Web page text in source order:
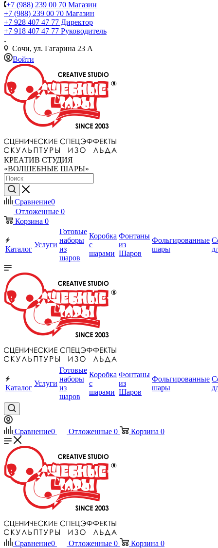
+7 (988) 239 00 70 Магазин
+7 (988) 239 00 70 Магазин
+7 928 407 47 77 Директор
+7 918 407 47 77 Руководитель
Сочи, ул. Гагарина 23 А
Войти
КРЕАТИВ СТУДИЯ
«ВОЛШЕБНЫЕ ШАРЫ»
Сравнение0
Отложенные 0
Корзина 0
Каталог
Услуги
Готовые
наборы
из
шаров
Коробка
с
шарами
Фонтаны
из
Шаров
Фольгированные
шары
Каталог
Услуги
Готовые
наборы
из
шаров
Коробка
с
шарами
Фонтаны
из
Шаров
Фольгированные
шары
Сравнение0 Отложенные 0 Корзина 0
Сравнение0 Отложенные 0 Корзина 0